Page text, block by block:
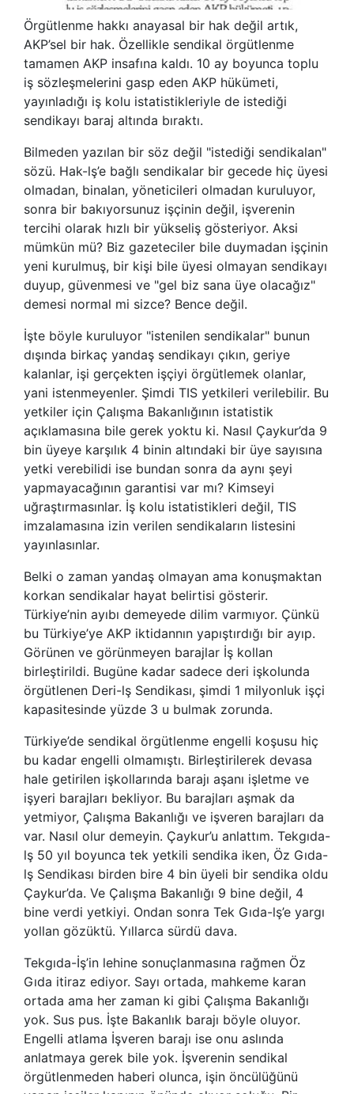
Örgütlenme hakkı anayasal bir hak değil artık,
AKP’sel bir hak. Özellikle sendikal örgütlenme
tamamen AKP insafına kaldı. 10 ay boyunca toplu
iş sözleşmelerini gasp eden AKP hükümeti,
yayınladığı iş kolu istatistikleriyle de istediği
sendikayı baraj altında bıraktı.
Bilmeden yazılan bir söz değil "istediği sendikalan"
sözü. Hak-lş’e bağlı sendikalar bir gecede hiç üyesi
olmadan, binalan, yöneticileri olmadan kuruluyor,
sonra bir bakıyorsunuz işçinin değil, işverenin
tercihi olarak hızlı bir yükseliş gösteriyor. Aksi
mümkün mü? Biz gazeteciler bile duymadan işçinin
yeni kurulmuş, bir kişi bile üyesi olmayan sendikayı
duyup, güvenmesi ve "gel biz sana üye olacağız"
demesi normal mi sizce? Bence değil.
İşte böyle kuruluyor "istenilen sendikalar" bunun
dışında birkaç yandaş sendikayı çıkın, geriye
kalanlar, işi gerçekten işçiyi örgütlemek olanlar,
yani istenmeyenler. Şimdi TIS yetkileri verilebilir. Bu
yetkiler için Çalışma Bakanlığının istatistik
açıklamasına bile gerek yoktu ki. Nasıl Çaykur’da 9
bin üyeye karşılık 4 binin altındaki bir üye sayısına
yetki verebilidi ise bundan sonra da aynı şeyi
yapmayacağının garantisi var mı? Kimseyi
uğraştırmasınlar. İş kolu istatistikleri değil, TIS
imzalamasına izin verilen sendikaların listesini
yayınlasınlar.
Belki o zaman yandaş olmayan ama konuşmaktan
korkan sendikalar hayat belirtisi gösterir.
Türkiye’nin ayıbı demeyede dilim varmıyor. Çünkü
bu Türkiye’ye AKP iktidannın yapıştırdığı bir ayıp.
Görünen ve görünmeyen barajlar İş kollan
birleştirildi. Bugüne kadar sadece deri işkolunda
örgütlenen Deri-lş Sendikası, şimdi 1 milyonluk işçi
kapasitesinde yüzde 3 u bulmak zorunda.
Türkiye’de sendikal örgütlenme engelli koşusu hiç
bu kadar engelli olmamıştı. Birleştirilerek devasa
hale getirilen işkollarında barajı aşanı işletme ve
işyeri barajları bekliyor. Bu barajları aşmak da
yetmiyor, Çalışma Bakanlığı ve işveren barajları da
var. Nasıl olur demeyin. Çaykur’u anlattım. Tekgıda-
lş 50 yıl boyunca tek yetkili sendika iken, Öz Gıda-
lş Sendikası birden bire 4 bin üyeli bir sendika oldu
Çaykur’da. Ve Çalışma Bakanlığı 9 bine değil, 4
bine verdi yetkiyi. Ondan sonra Tek Gıda-lş’e yargı
yollan gözüktü. Yıllarca sürdü dava.
Tekgıda-İş’in lehine sonuçlanmasına rağmen Öz
Gıda itiraz ediyor. Sayı ortada, mahkeme karan
ortada ama her zaman ki gibi Çalışma Bakanlığı
yok. Sus pus. İşte Bakanlık barajı böyle oluyor.
Engelli atlama İşveren barajı ise onu aslında
anlatmaya gerek bile yok. İşverenin sendikal
örgütlenmeden haberi olunca, işin öncülüğünü